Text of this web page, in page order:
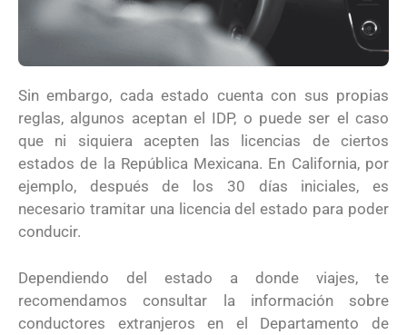
Sin embargo, cada estado cuenta con sus propias
reglas, algunos aceptan el IDP, o puede ser el caso
que ni siquiera acepten las licencias de ciertos
estados de la República Mexicana. En California, por
ejemplo, después de los 30 días iniciales, es
necesario tramitar una licencia del estado para poder
conducir.
Dependiendo del estado a donde viajes, te
recomendamos consultar la información sobre
conductores extranjeros en el Departamento de